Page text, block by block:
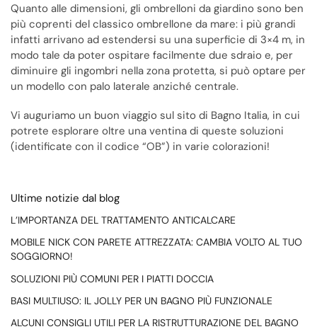
Quanto alle dimensioni, gli ombrelloni da giardino sono ben
più coprenti del classico ombrellone da mare: i più grandi
infatti arrivano ad estendersi su una superficie di 3×4 m, in
modo tale da poter ospitare facilmente due sdraio e, per
diminuire gli ingombri nella zona protetta, si può optare per
un modello con palo laterale anziché centrale.
Vi auguriamo un buon viaggio sul sito di Bagno Italia, in cui
potrete esplorare oltre una ventina di queste soluzioni
(identificate con il codice “OB”) in varie colorazioni!
Ultime notizie dal blog
L’IMPORTANZA DEL TRATTAMENTO ANTICALCARE
MOBILE NICK CON PARETE ATTREZZATA: CAMBIA VOLTO AL TUO
SOGGIORNO!
SOLUZIONI PIÙ COMUNI PER I PIATTI DOCCIA
BASI MULTIUSO: IL JOLLY PER UN BAGNO PIÙ FUNZIONALE
ALCUNI CONSIGLI UTILI PER LA RISTRUTTURAZIONE DEL BAGNO